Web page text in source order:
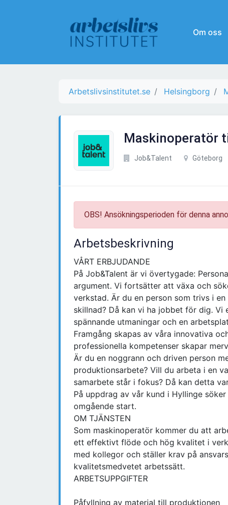
Om oss
Arbetslivsinstitutet.se Helsingborg
Maskinoperatör
Job&Talent Göteborg
OBS! Ansökningsperioden för denna
Arbetsbeskrivning
VÅRT ERBJUDANDE
På Job&Talent är vi övertygade:
argument. Vi fortsätter att växa och
verkstad. Är du en person som trivs i
skillnad? Då kan vi ha jobbet för dig.
spännande utmaningar och en
Framgång skapas av våra innovativa
professionella kompetenser skapar
Är du en noggrann och driven person
produktionsarbete? Vill du arbeta i en
samarbete står i fokus? Då kan detta
På uppdrag av vår kund i Hyllinge
omgående start.
OM TJÄNSTEN
Som maskinoperatör kommer du att
ett effektivt flöde och hög kvalitet i
med kollegor och ställer krav på
kvalitetsmedvetet arbetssätt.
ARBETSUPPGIFTER
Påfyllning av material till produktionen